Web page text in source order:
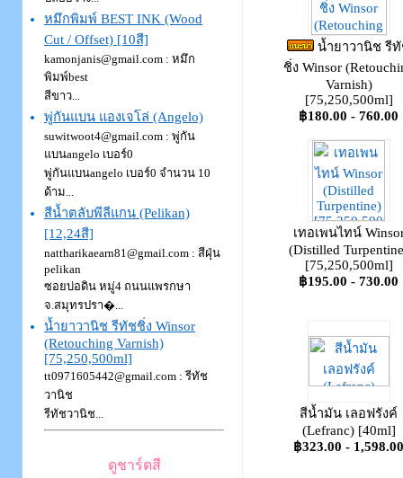
หมึกพิมพ์ BEST INK (Wood
Cut / Offset) [10สี]
kamonjanis@gmail.com : หมึก
พิมพ์best
สีขาว...
พู่กันแบน แองเจโล่ (Angelo)
suwitwoot4@gmail.com : พู่กัน
แบนangelo เบอร์0
พู่กันแบนangelo เบอร์0 จำนวน 10
ด้าม...
สีน้ำตลับพีลีแกน (Pelikan)
[12,24สี]
nattharikaearn81@gmail.com : สีฝุ่น
pelikan
ซอยบ่อดิน หมู่4 ถนนแพรกษา
จ.สมุทรปรา�...
น้ำยาวานิช รีทัชชิ่ง Winsor
(Retouching Varnish)
[75,250,500ml]
tt0971605442@gmail.com : รีทัช
วานิช
รีทัชวานิช...
ดูชาร์ตสี
น้ำยาวานิช รี
ชิ่ง Winsor
Varnish)
[75,250,500ml]
฿180.00 - 760.00
เทอเพนไทน์
(Distilled
[75,250,500ml]
฿195.00 - 730.00
สีน้ำมัน เลอฟรังค์
(Lefranc) [40ml]
฿323.00 - 1,598.00